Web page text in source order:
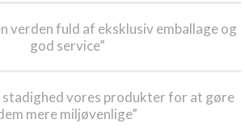
verden fuld af eksklusiv emballage og
god service”
stadighed vores produkter for at gøre
mere miljøvenlige”